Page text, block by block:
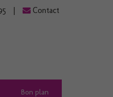
Contact
Bon plan